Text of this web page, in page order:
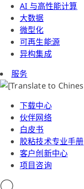
AI 与高性能计算
大数据
微型化
可再生能源
异构集成
服务
下载中心
伙伴网络
白皮书
胶粘技术专业手册
客户创新中心
项目咨询